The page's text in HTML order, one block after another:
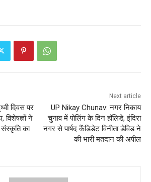
दिवस पर
विशेषज्ञों ने
संस्कृति का
Next article
UP Nikay Chunav: नगर निकाय
चुनाव में पोलिंग के दिन हॉलिडे, इंदिरा
नगर से पार्षद कैंडिडेट विनीता डेविड ने
की भारी मतदान की अपील